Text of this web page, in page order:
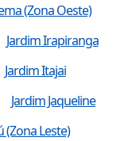
(Zona Oeste)
Jardim Irapiranga
Jardim Itajai
Jardim Jaqueline
(Zona Leste)